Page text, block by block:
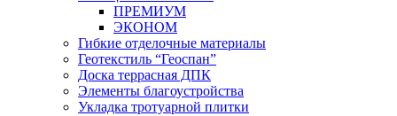
ПРЕМИУМ
ЭКОНОМ
Гибкие отделочные материалы
Геотекстиль “Геоспан”
Доска террасная ДПК
Элементы благоустройства
Укладка тротуарной плитки